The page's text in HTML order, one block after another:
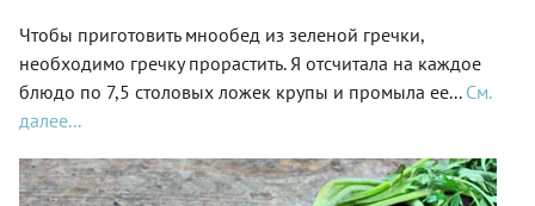
Чтобы приготовить мнообед из зеленой гречки,
необходимо гречку прорастить. Я отсчитала на каждое
блюдо по 7,5 столовых ложек крупы и промыла ее... См.
далее...